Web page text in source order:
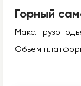
Горный
Макс.
Объем